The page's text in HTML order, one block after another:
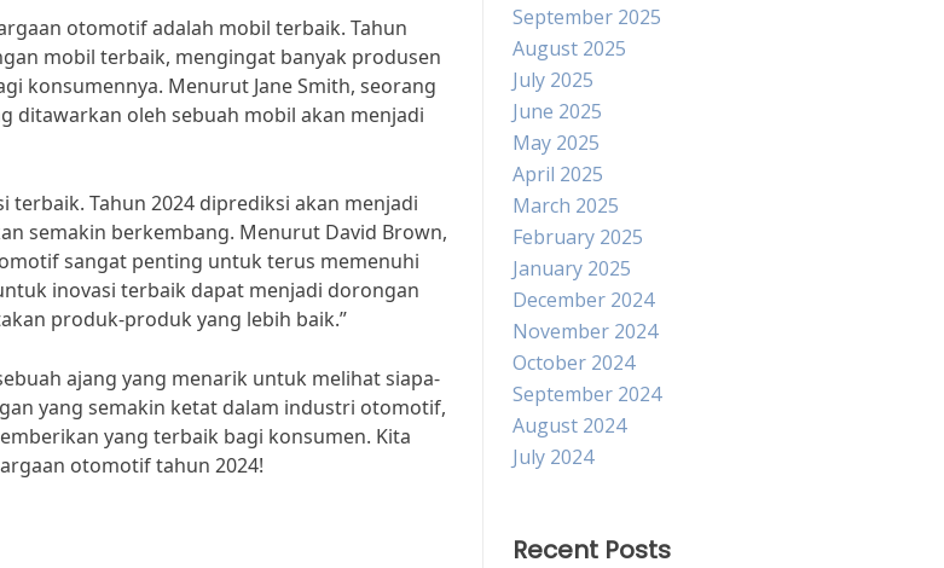
otomotif adalah mobil terbaik. Tahun
mobil terbaik, mengingat banyak produsen
konsumennya. Menurut Jane Smith, seorang
ditawarkan oleh sebuah mobil akan menjadi
Tahun 2024 diprediksi akan menjadi
semakin berkembang. Menurut David Brown,
sangat penting untuk terus memenuhi
inovasi terbaik dapat menjadi dorongan
produk-produk yang lebih baik.”
ajang yang menarik untuk melihat siapa-
yang semakin ketat dalam industri otomotif,
yang terbaik bagi konsumen. Kita
otomotif tahun 2024!
September 2025
August 2025
July 2025
June 2025
May 2025
April 2025
March 2025
February 2025
January 2025
December 2024
November 2024
October 2024
September 2024
August 2024
July 2024
Recent Posts